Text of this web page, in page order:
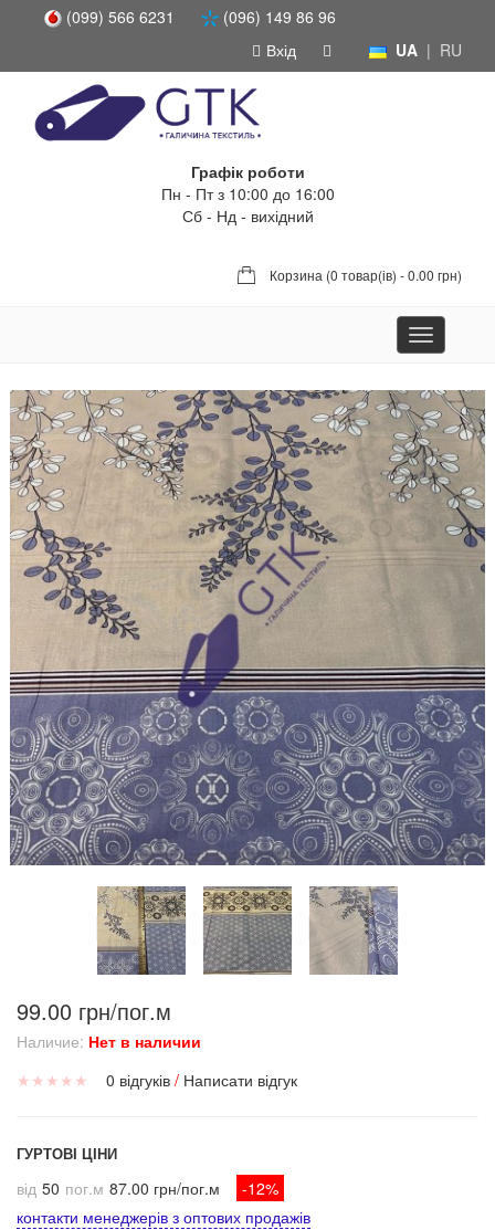
(099) 566 6231
(096) 149 86 96
UA | RU
Вхід
Графік роботи
Пн - Пт з 10:00 до 16:00
Сб - Нд - вихідний
Корзина (0 товар(ів) - 0.00 грн)
Toggle
navigation
99.00 грн/пог.м
Наличие: Нет в наличии
★ ★ ★ ★ ★ 0 відгуків / Написати відгук
ГУРТОВІ ЦІНИ
від 50 пог.м 87.00 грн/пог.м
-12%
контакти менеджерів з оптових продажів